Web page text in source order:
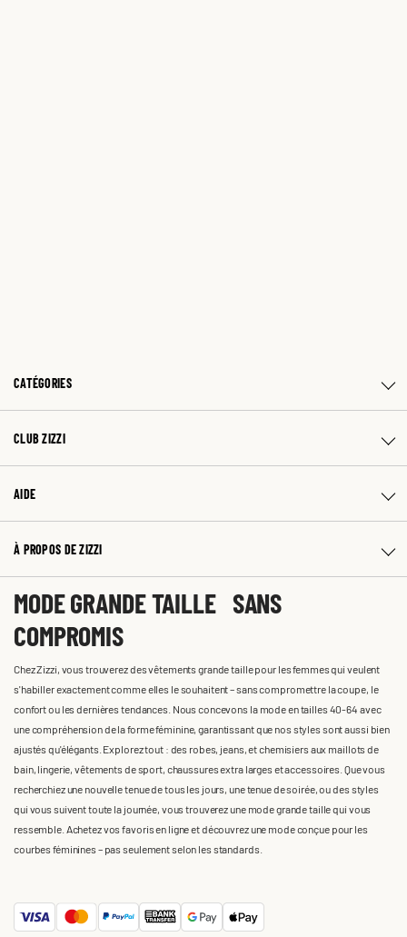
CATÉGORIES
CLUB ZIZZI
AIDE
À PROPOS DE ZIZZI
MODE GRANDE TAILLE SANS
COMPROMIS
Chez Zizzi, vous trouverez des vêtements grande taille pour les femmes qui veulent
s'habiller exactement comme elles le souhaitent – sans compromettre la coupe, le
confort ou les dernières tendances. Nous concevons la mode en tailles 40-64 avec
une compréhension de la forme féminine, garantissant que nos styles sont aussi bien
ajustés qu'élégants. Explorez tout : des robes, jeans, et chemisiers aux maillots de
bain, lingerie, vêtements de sport, chaussures extra larges et accessoires. Que vous
recherchiez une nouvelle tenue de tous les jours, une tenue de soirée, ou des styles
qui vous suivent toute la journée, vous trouverez une mode grande taille qui vous
ressemble. Achetez vos favoris en ligne et découvrez une mode conçue pour les
courbes féminines – pas seulement selon les standards.